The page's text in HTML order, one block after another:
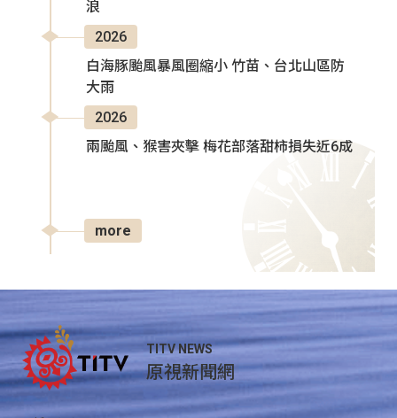
浪
2026
白海豚颱風暴風圈縮小 竹苗、台北山區防
大雨
2026
兩颱風、猴害夾擊 梅花部落甜柿損失近6成
more
TITV NEWS
原視新聞網